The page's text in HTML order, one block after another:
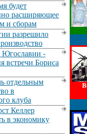
будет
расширяющее
и сборам
разрешило
Югославии -
встречи Бориса
отдельным
в
клуба
Келлер
в экономику